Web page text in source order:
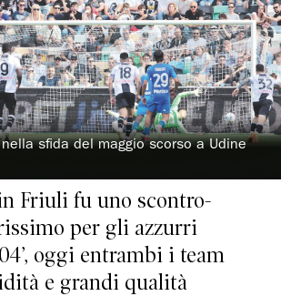
sfida del maggio scorso a Udine
Friuli fu uno scontro-
per gli azzurri
oggi entrambi i team
e grandi qualità